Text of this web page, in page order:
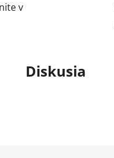
v
Diskusia